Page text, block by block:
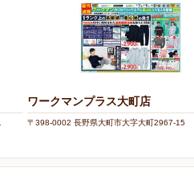
ワークマンプラス大町店
〒398-0002 長野県大町市大字大町2967-15